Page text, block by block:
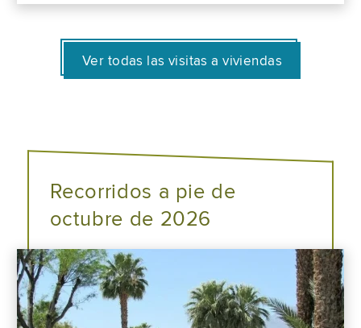
Ver todas las visitas a viviendas
Recorridos a pie de
octubre de 2026